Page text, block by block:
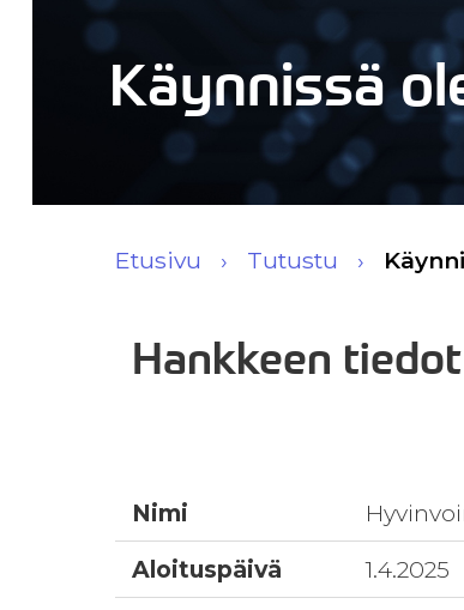
Käynnissä
Etusivu Tutustu
Hankkeen tiedot
Nimi
Aloituspäivä
1.4.2025